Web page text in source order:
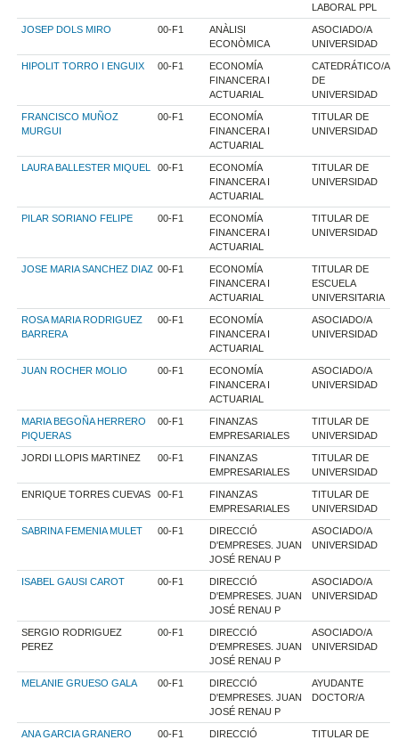
LABORAL PPL
JOSEP DOLS MIRO 00-F1
ANÀLISI
ECONÒMICA
ASOCIADO/A
UNIVERSIDAD
HIPOLIT TORRO I ENGUIX 00-F1
ECONOMÍA
FINANCERA I
ACTUARIAL
CATEDRÁTICO/A
DE
UNIVERSIDAD
FRANCISCO MUÑOZ
MURGUI
00-F1
ECONOMÍA
FINANCERA I
ACTUARIAL
TITULAR DE
UNIVERSIDAD
LAURA BALLESTER MIQUEL 00-F1
ECONOMÍA
FINANCERA I
ACTUARIAL
TITULAR DE
UNIVERSIDAD
PILAR SORIANO FELIPE 00-F1
ECONOMÍA
FINANCERA I
ACTUARIAL
TITULAR DE
UNIVERSIDAD
JOSE MARIA SANCHEZ DIAZ 00-F1
ECONOMÍA
FINANCERA I
ACTUARIAL
TITULAR DE
ESCUELA
UNIVERSITARIA
ROSA MARIA RODRIGUEZ
BARRERA
00-F1
ECONOMÍA
FINANCERA I
ACTUARIAL
ASOCIADO/A
UNIVERSIDAD
JUAN ROCHER MOLIO 00-F1
ECONOMÍA
FINANCERA I
ACTUARIAL
ASOCIADO/A
UNIVERSIDAD
MARIA BEGOÑA HERRERO
PIQUERAS
00-F1
FINANZAS
EMPRESARIALES
TITULAR DE
UNIVERSIDAD
JORDI LLOPIS MARTINEZ 00-F1
FINANZAS
EMPRESARIALES
TITULAR DE
UNIVERSIDAD
ENRIQUE TORRES CUEVAS 00-F1
FINANZAS
EMPRESARIALES
TITULAR DE
UNIVERSIDAD
SABRINA FEMENIA MULET 00-F1
DIRECCIÓ
D'EMPRESES. JUAN
JOSÉ RENAU P
ASOCIADO/A
UNIVERSIDAD
ISABEL GAUSI CAROT 00-F1
DIRECCIÓ
D'EMPRESES. JUAN
JOSÉ RENAU P
ASOCIADO/A
UNIVERSIDAD
SERGIO RODRIGUEZ
PEREZ
00-F1
DIRECCIÓ
D'EMPRESES. JUAN
JOSÉ RENAU P
ASOCIADO/A
UNIVERSIDAD
MELANIE GRUESO GALA 00-F1
DIRECCIÓ
D'EMPRESES. JUAN
JOSÉ RENAU P
AYUDANTE
DOCTOR/A
ANA GARCIA GRANERO 00-F1
DIRECCIÓ
TITULAR DE